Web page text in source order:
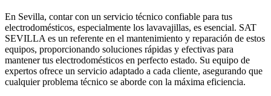
En Sevilla, contar con un servicio técnico confiable para tus
electrodomésticos, especialmente los lavavajillas, es esencial. SAT
SEVILLA es un referente en el mantenimiento y reparación de estos
equipos, proporcionando soluciones rápidas y efectivas para
mantener tus electrodomésticos en perfecto estado. Su equipo de
expertos ofrece un servicio adaptado a cada cliente, asegurando que
cualquier problema técnico se aborde con la máxima eficiencia.